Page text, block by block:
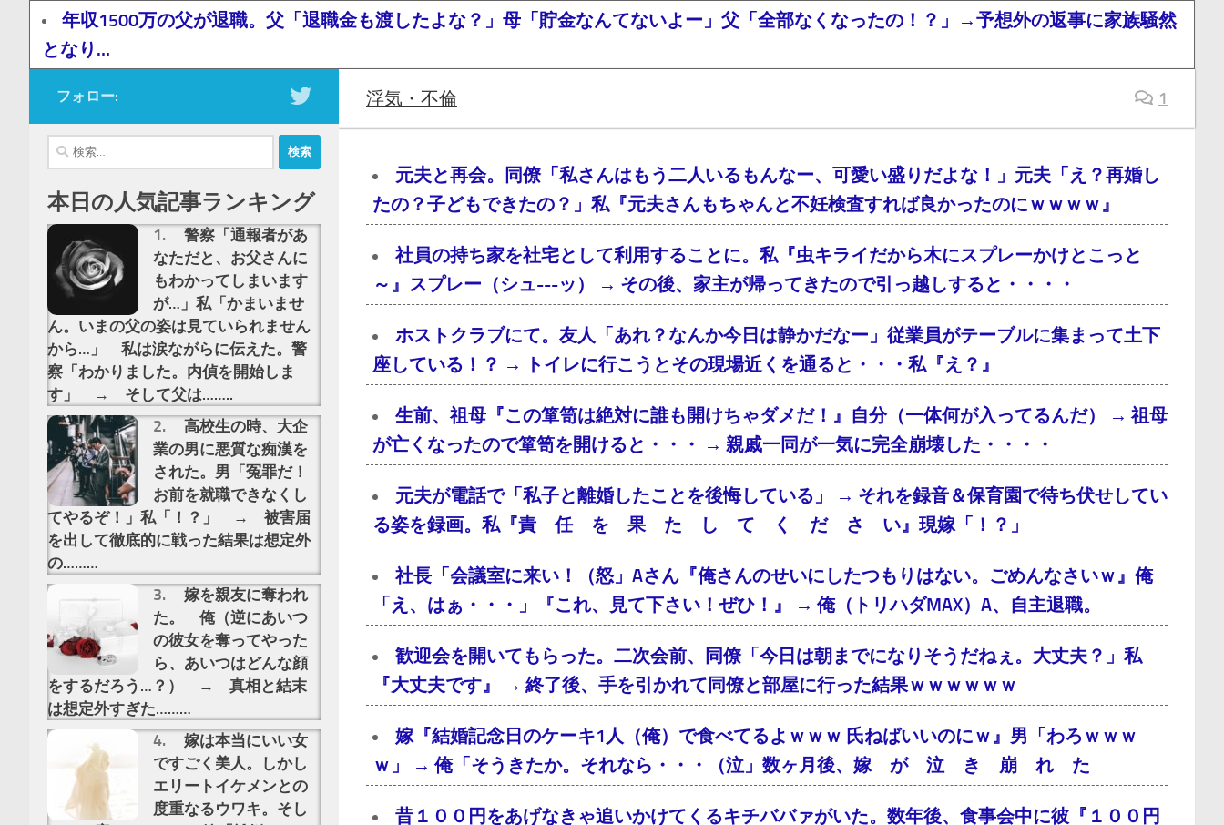
年収1500万の父が退職。父「退職金も渡したよな？」母「貯金なんてないよー」父「全部なくなったの！？」→予想外の返事に家族騒然
となり…
浮気・不倫 1
元夫と再会。同僚「私さんはもう二人いるもんなー、可愛い盛りだよな！」元夫「え？再婚し
たの？子どもできたの？」私『元夫さんもちゃんと不妊検査すれば良かったのにｗｗｗｗ』
社員の持ち家を社宅として利用することに。私『虫キライだから木にスプレーかけとこっと
～』スプレー（シュ---ッ） → その後、家主が帰ってきたので引っ越しすると・・・・
ホストクラブにて。友人「あれ？なんか今日は静かだなー」従業員がテーブルに集まって土下
座している！？ → トイレに行こうとその現場近くを通ると・・・私『え？』
生前、祖母『この箪笥は絶対に誰も開けちゃダメだ！』自分（一体何が入ってるんだ） → 祖母
が亡くなったので箪笥を開けると・・・ → 親戚一同が一気に完全崩壊した・・・・
元夫が電話で「私子と離婚したことを後悔している」 → それを録音＆保育園で待ち伏せしてい
る姿を録画。私『責 任 を 果 た し て く だ さ い』現嫁「！？」
社長「会議室に来い！（怒」Aさん『俺さんのせいにしたつもりはない。ごめんなさいｗ』俺
「え、はぁ・・・」『これ、見て下さい！ぜひ！』 → 俺（トリハダMAX）A、自主退職。
歓迎会を開いてもらった。二次会前、同僚「今日は朝までになりそうだねぇ。大丈夫？」私
『大丈夫です』 → 終了後、手を引かれて同僚と部屋に行った結果ｗｗｗｗｗｗ
嫁『結婚記念日のケーキ1人（俺）で食べてるよｗｗｗ 氏ねばいいのにｗ』男「わろｗｗｗ
ｗ」 → 俺「そうきたか。それなら・・・（泣」数ヶ月後、嫁 が 泣 き 崩 れ た
昔１００円をあげなきゃ追いかけてくるキチババァがいた。数年後、食事会中に彼『１００円
フォロー:
検
索:
本日の人気記事ランキング
警察「通報者があ
なただと、お父さんに
もわかってしまいます
が…」私「かまいませ
ん。いまの父の姿は見ていられません
から…」 私は涙ながらに伝えた。警
察「わかりました。内偵を開始しま
す」 → そして父は……..
高校生の時、大企
業の男に悪質な痴漢を
された。男「冤罪だ！
お前を就職できなくし
てやるぞ！」私「！？」 → 被害届
を出して徹底的に戦った結果は想定外
の………
嫁を親友に奪われ
た。 俺（逆にあいつ
の彼女を奪ってやった
ら、あいつはどんな顔
をするだろう…？） → 真相と結末
は想定外すぎた………
嫁は本当にいい女
ですごく美人。しかし
エリートイケメンとの
度重なるウワキ。そし